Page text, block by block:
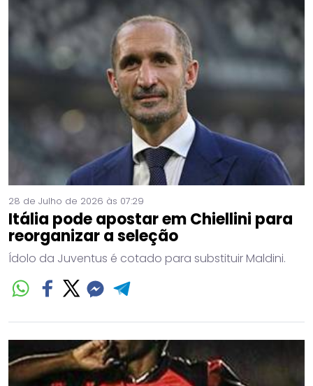
28 de Julho de 2026 às 07:29
Itália pode apostar em Chiellini para
reorganizar a seleção
Ídolo da Juventus é cotado para substituir Maldini.